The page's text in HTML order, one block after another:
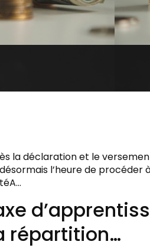
la déclaration et le
l’heure de
répartition…